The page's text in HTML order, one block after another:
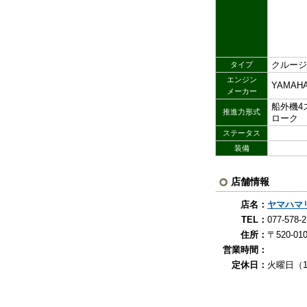
タイプ クルー
エンジン
メーカー
推進力形式
船外機4
ローク
ステータス
装備
店舗情報
店名： ヤマハマ
TEL：077-578-
住所：〒520-
営業時間：
定休日： 火曜日